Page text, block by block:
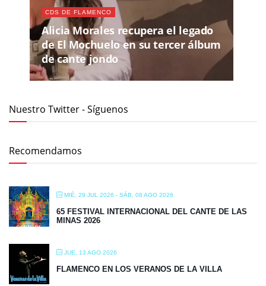
CDS DE FLAMENCO
Alicia Morales recupera el legado
de El Mochuelo en su tercer álbum
de cante jondo
Nuestro Twitter - Síguenos
Recomendamos
MIÉ, 29 JUL 2026 - SÁB, 08 AGO 2026
65 FESTIVAL INTERNACIONAL DEL CANTE DE LAS
MINAS 2026
JUE, 13 AGO 2026
FLAMENCO EN LOS VERANOS DE LA VILLA